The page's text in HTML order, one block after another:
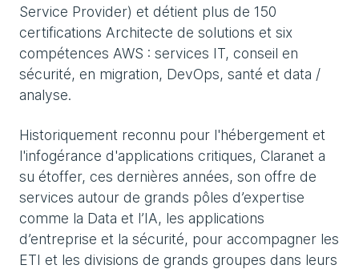
Service Provider) et détient plus de 150
certifications Architecte de solutions et six
compétences AWS : services IT, conseil en
sécurité, en migration, DevOps, santé et data /
analyse.
Historiquement reconnu pour l'hébergement et
l'infogérance d'applications critiques, Claranet a
su étoffer, ces dernières années, son offre de
services autour de grands pôles d’expertise
comme la Data et l’IA, les applications
d’entreprise et la sécurité, pour accompagner les
ETI et les divisions de grands groupes dans leurs